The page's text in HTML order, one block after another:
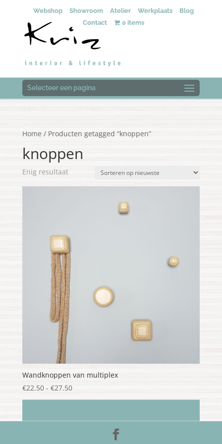
Webshop Showroom Atelier Werkplaats
Blog
Contact
0 items
Selecteer een pagina
Home / Producten getagged “knoppen”
knoppen
Enig resultaat
Wandknoppen van multiplex
€22.50 - €27.50Prijsklasse:
€22.50
€27.50